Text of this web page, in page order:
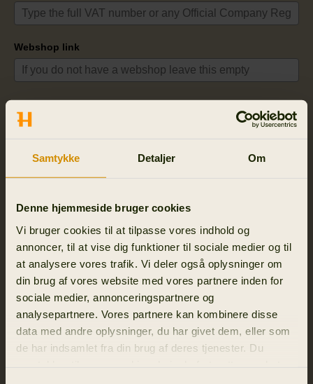
Samtykke Detaljer Om
Denne hjemmeside bruger cookies
Vi bruger cookies til at tilpasse vores indhold og
annoncer, til at vise dig funktioner til sociale medier og til
at analysere vores trafik. Vi deler også oplysninger om
din brug af vores website med vores partnere inden for
sociale medier, annonceringspartnere og
analysepartnere. Vores partnere kan kombinere disse
data med andre oplysninger, du har givet dem, eller som
de har indsamlet fra din brug af deres tjenester. Du
Webshop link
Type all the countries your business operates in*
Contact person
United
States
+1
+1
By submitting this form, I understand it is a non-binding